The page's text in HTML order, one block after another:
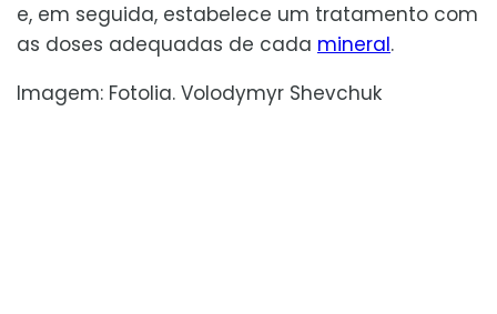
e, em seguida, estabelece um tratamento com
as doses adequadas de cada mineral.
Imagem: Fotolia. Volodymyr Shevchuk